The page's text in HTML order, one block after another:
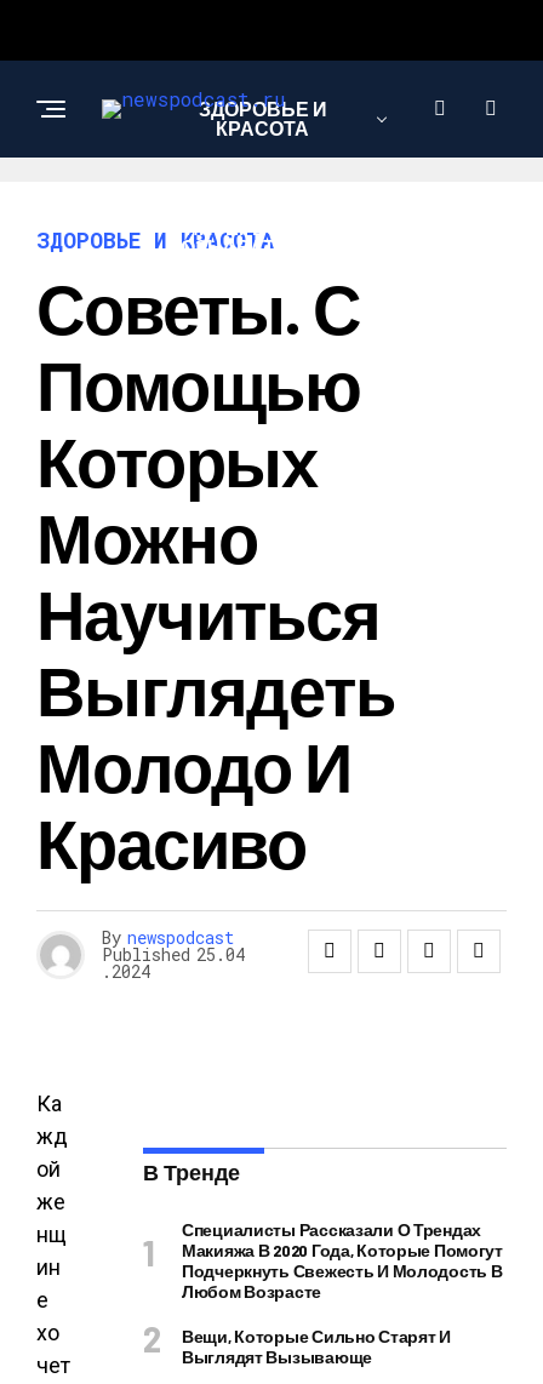
ЗДОРОВЬЕ И
КРАСОТА
ИНТЕРЕСНОЕ И
ПОЗНАВАТЕЛЬНОЕ
ЗДОРОВЬЕ И КРАСОТА
Советы. С
Помощью
Которых
Можно
Научиться
Выглядеть
Молодо И
Красиво
By newspodcast
Published 25.04
.2024
Ка
жд
ой
же
нщ
ин
е
хо
чет
В Тренде
Специалисты Рассказали О Трендах
Макияжа В 2020 Года, Которые Помогут
Подчеркнуть Свежесть И Молодость В
Любом Возрасте
Вещи, Которые Сильно Старят И
Выглядят Вызывающе